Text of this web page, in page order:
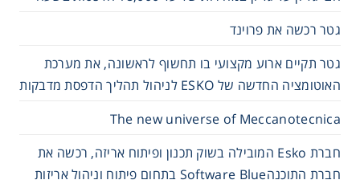
גטר רכשה את פרוינד
גטר תקיים ארוע מקצועי בו תחשוף לראשונה, את מערכת
האוטומציה החדשה של ESKO לניהול תהליך הדפסת מדבקות
The new universe of Meccanotecnica
חברת Esko המובילה בשוק תכנון ופיתוח אריזה, רכשה את
חברת התוכנהSoftware Blue בתחום פיתוח וניהול אריזות